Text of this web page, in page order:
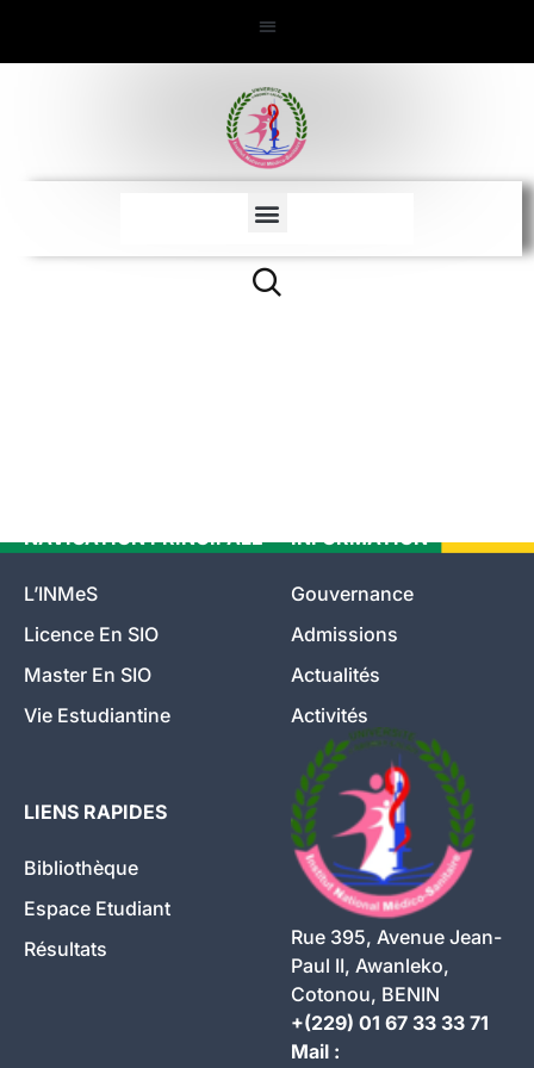
NAVIGATION PRINCIPALE
L’INMeS
Licence En SIO
Master En SIO
Vie Estudiantine
INFORMATION
Gouvernance
Admissions
Actualités
Activités
LIENS RAPIDES
Bibliothèque
Espace Etudiant
Résultats
Rue 395, Avenue Jean-
Paul II, Awanleko,
Cotonou, BENIN
+(229) 01 67 33 33 71
Mail :